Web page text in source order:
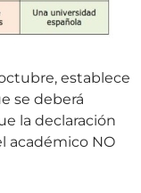
establece
se deberá
la declaración
académico NO